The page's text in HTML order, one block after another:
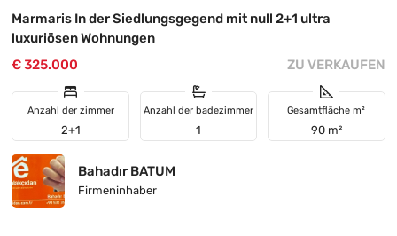
Marmaris In der Siedlungsgegend mit null 2+1 ultra
luxuriösen Wohnungen
€ 325.000
ZU VERKAUFEN
Anzahl der zimmer
2+1
Anzahl der badezimmer
1
Gesamtfläche m²
90 m²
Bahadır BATUM
Firmeninhaber